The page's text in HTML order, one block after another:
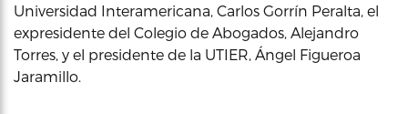
Universidad Interamericana, Carlos Gorrín Peralta, el
expresidente del Colegio de Abogados, Alejandro
Torres, y el presidente de la UTIER, Ángel Figueroa
Jaramillo.